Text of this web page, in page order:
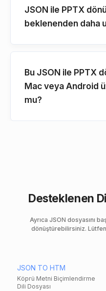
JSON ile PPTX
beklenenden daha
Bu JSON ile PPTX
Mac veya Android
mu?
Desteklenen
Ayrıca JSON dosyasını
dönüştürebilirsiniz.
JSON TO HTM
Köprü Metni Biçimlendirme
Dili Dosyası